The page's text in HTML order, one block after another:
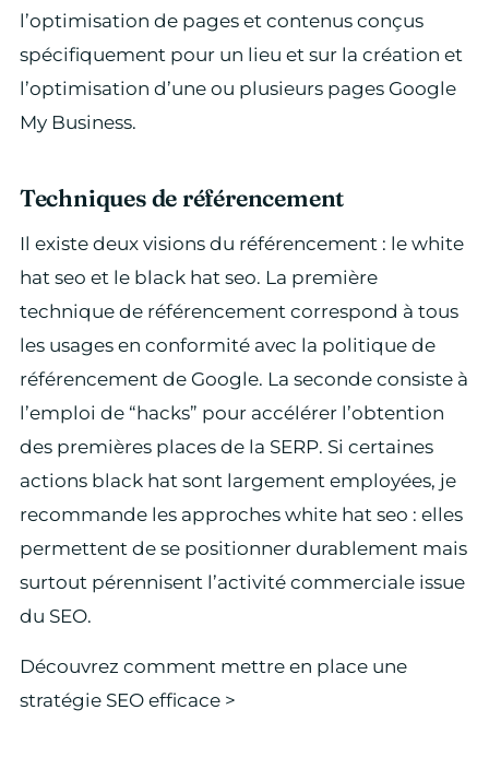
l’optimisation de pages et contenus conçus
spécifiquement pour un lieu et sur la création et
l’optimisation d’une ou plusieurs pages Google
My Business.
Techniques de référencement
Il existe deux visions du référencement : le white
hat seo et le black hat seo. La première
technique de référencement correspond à tous
les usages en conformité avec la politique de
référencement de Google. La seconde consiste à
l’emploi de “hacks” pour accélérer l’obtention
des premières places de la SERP. Si certaines
actions black hat sont largement employées, je
recommande les approches white hat seo : elles
permettent de se positionner durablement mais
surtout pérennisent l’activité commerciale issue
du SEO.
Découvrez comment mettre en place une
stratégie SEO efficace >